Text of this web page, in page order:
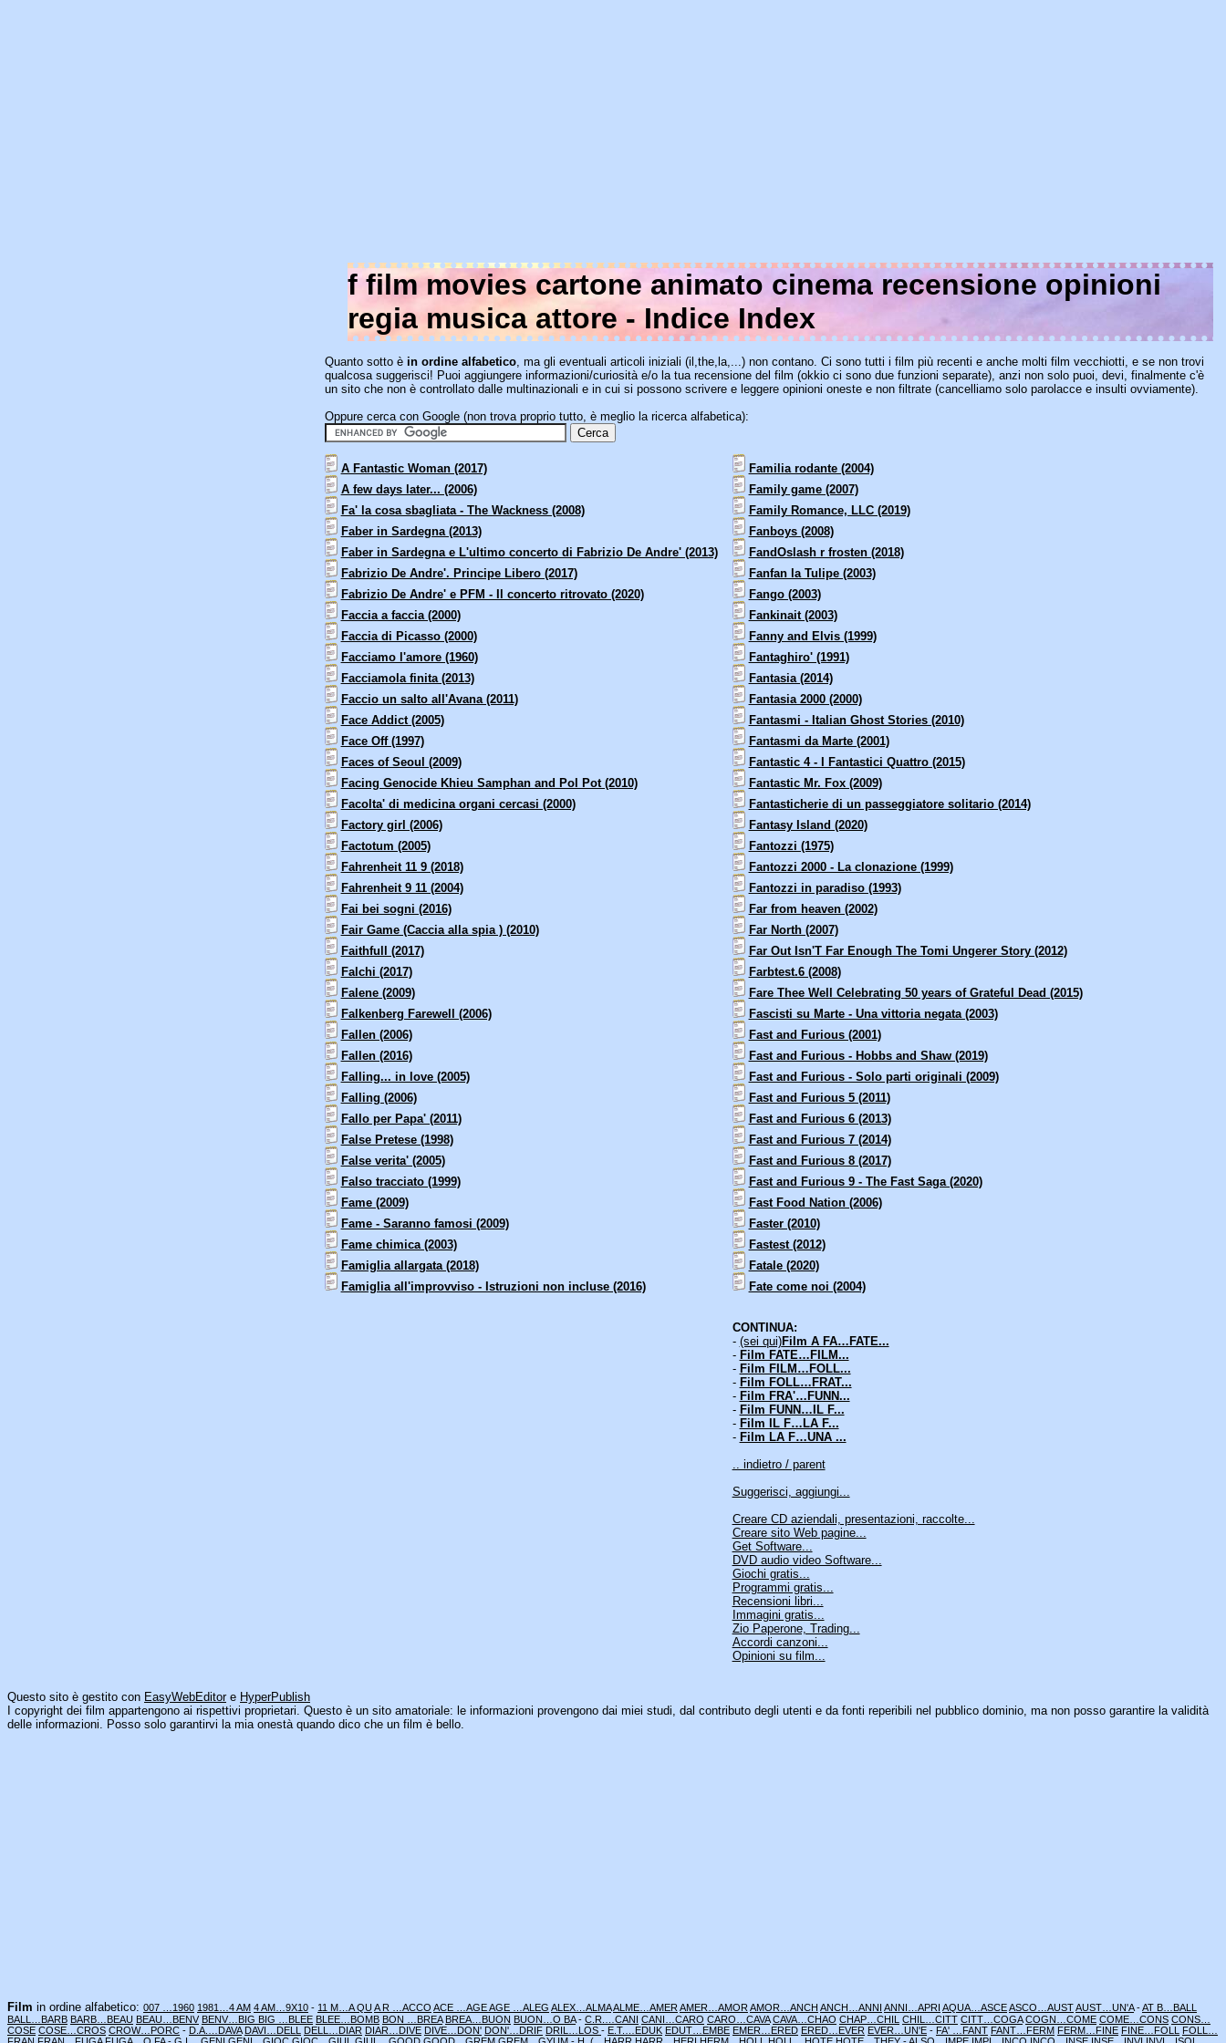
f film movies cartone animato cinema recensione opinioni
regia musica attore - Indice Index
Quanto sotto è in ordine alfabetico, ma gli eventuali articoli iniziali (il,the,la,...) non contano. Ci sono tutti i film più recenti e anche molti film vecchiotti, e se non trovi
qualcosa suggerisci! Puoi aggiungere informazioni/curiosità e/o la tua recensione del film (okkio ci sono due funzioni separate), anzi non solo puoi, devi, finalmente c'è
un sito che non è controllato dalle multinazionali e in cui si possono scrivere e leggere opinioni oneste e non filtrate (cancelliamo solo parolacce e insulti ovviamente).
Oppure cerca con Google (non trova proprio tutto, è meglio la ricerca alfabetica):
A Fantastic Woman (2017)
A few days later... (2006)
Fa' la cosa sbagliata - The Wackness (2008)
Faber in Sardegna (2013)
Faber in Sardegna e L'ultimo concerto di Fabrizio De Andre' (2013)
Fabrizio De Andre'. Principe Libero (2017)
Fabrizio De Andre' e PFM - Il concerto ritrovato (2020)
Faccia a faccia (2000)
Faccia di Picasso (2000)
Facciamo l'amore (1960)
Facciamola finita (2013)
Faccio un salto all'Avana (2011)
Face Addict (2005)
Face Off (1997)
Faces of Seoul (2009)
Facing Genocide Khieu Samphan and Pol Pot (2010)
Facolta' di medicina organi cercasi (2000)
Factory girl (2006)
Factotum (2005)
Fahrenheit 11 9 (2018)
Fahrenheit 9 11 (2004)
Fai bei sogni (2016)
Fair Game (Caccia alla spia ) (2010)
Faithfull (2017)
Falchi (2017)
Falene (2009)
Falkenberg Farewell (2006)
Fallen (2006)
Fallen (2016)
Falling... in love (2005)
Falling (2006)
Fallo per Papa' (2011)
False Pretese (1998)
False verita' (2005)
Falso tracciato (1999)
Fame (2009)
Fame - Saranno famosi (2009)
Fame chimica (2003)
Famiglia allargata (2018)
Famiglia all'improvviso - Istruzioni non incluse (2016)
Familia rodante (2004)
Family game (2007)
Family Romance, LLC (2019)
Fanboys (2008)
FandOslash r frosten (2018)
Fanfan la Tulipe (2003)
Fango (2003)
Fankinait (2003)
Fanny and Elvis (1999)
Fantaghiro' (1991)
Fantasia (2014)
Fantasia 2000 (2000)
Fantasmi - Italian Ghost Stories (2010)
Fantasmi da Marte (2001)
Fantastic 4 - I Fantastici Quattro (2015)
Fantastic Mr. Fox (2009)
Fantasticherie di un passeggiatore solitario (2014)
Fantasy Island (2020)
Fantozzi (1975)
Fantozzi 2000 - La clonazione (1999)
Fantozzi in paradiso (1993)
Far from heaven (2002)
Far North (2007)
Far Out Isn'T Far Enough The Tomi Ungerer Story (2012)
Farbtest.6 (2008)
Fare Thee Well Celebrating 50 years of Grateful Dead (2015)
Fascisti su Marte - Una vittoria negata (2003)
Fast and Furious (2001)
Fast and Furious - Hobbs and Shaw (2019)
Fast and Furious - Solo parti originali (2009)
Fast and Furious 5 (2011)
Fast and Furious 6 (2013)
Fast and Furious 7 (2014)
Fast and Furious 8 (2017)
Fast and Furious 9 - The Fast Saga (2020)
Fast Food Nation (2006)
Faster (2010)
Fastest (2012)
Fatale (2020)
Fate come noi (2004)
CONTINUA:
- (sei qui)Film A FA…FATE...
- Film FATE…FILM...
- Film FILM…FOLL...
- Film FOLL…FRAT...
- Film FRA'…FUNN...
- Film FUNN…IL F...
- Film IL F…LA F...
- Film LA F…UNA ...
.. indietro / parent
Suggerisci, aggiungi...
Creare CD aziendali, presentazioni, raccolte...
Creare sito Web pagine...
Get Software...
DVD audio video Software...
Giochi gratis...
Programmi gratis...
Recensioni libri...
Immagini gratis...
Zio Paperone, Trading...
Accordi canzoni...
Opinioni su film...
Questo sito è gestito con EasyWebEditore HyperPublish
I copyright dei film appartengono ai rispettivi proprietari. Questo è un sito amatoriale: le informazioni provengono dai miei studi, dal contributo degli utenti e da fonti reperibili nel pubblico dominio, ma non posso garantire la validità
delle informazioni. Posso solo garantirvi la mia onestà quando dico che un film è bello.
Film in ordine alfabetico: 007 …1960 1981…4 AM 4 AM…9X10 - 11 M…A QUA R …ACCO ACE …AGEAGE …ALEG ALEX…ALMAALME…AMERAMER…AMORAMOR…ANCH ANCH…ANNI ANNI…APRI AQUA…ASCEASCO…AUSTAUST…UN'A-AT B…BALL
BALL…BARB BARB…BEAU BEAU…BENV BENV…BIG BIG …BLEE BLEE…BOMB BON …BREA BREA…BUON BUON…O BA- C.R.…CANI CANI…CARO CARO…CAVA CAVA…CHAO CHAP…CHIL CHIL…CITT CITT…COGA COGN…COME COME…CONS CONS…
COSE COSE…CROS CROW…PORC - D.A.…DAVA DAVI…DELL DELL…DIAR DIAR…DIVE DIVE…DON' DON'…DRIF DRIL…LOS - E.T.…EDUK EDUT…EMBE EMER…ERED ERED…EVER EVER…UN'E - FA' …FANT FANT…FERM FERM…FINE FINE…FOLL FOLL…